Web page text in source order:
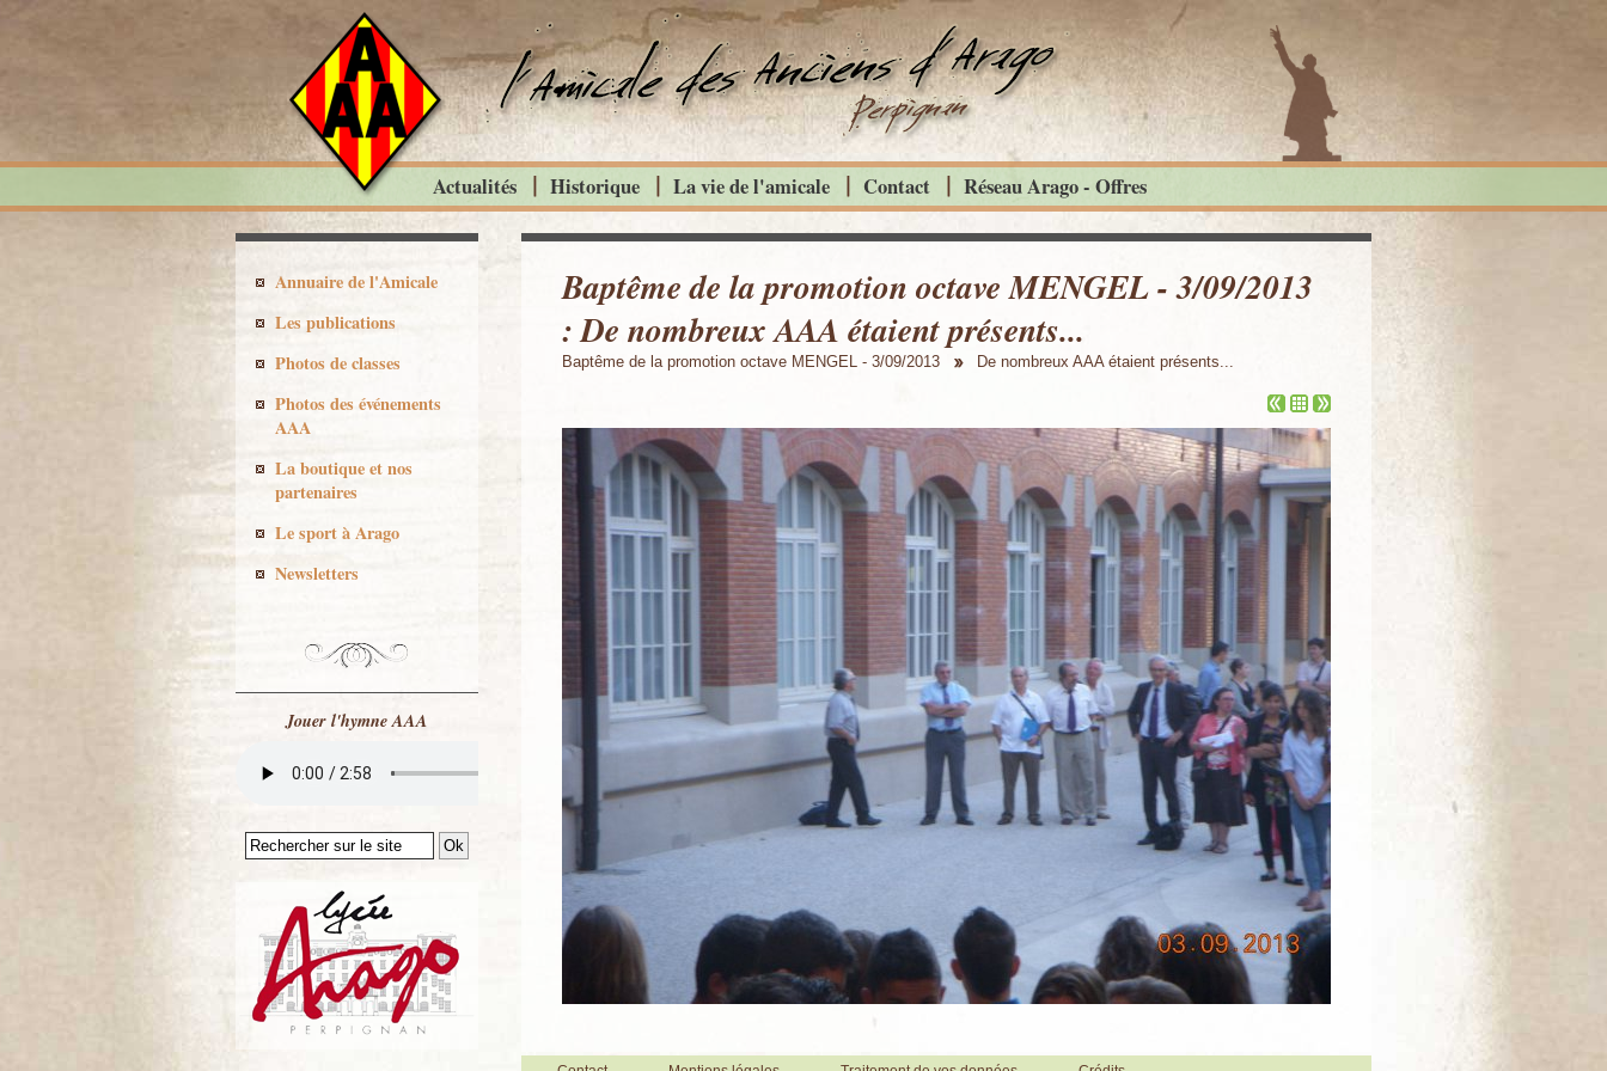
Baptême de la promotion octave MENGEL - 3/09/2013
: De nombreux AAA étaient présents...
Baptême de la promotion octave MENGEL - 3/09/2013 De nombreux AAA étaient présents...
Actualités Historique La vie de l'amicale Contact Réseau Arago - Offres
Annuaire de l'Amicale
Les publications
Photos de classes
Photos des événements
AAA
La boutique et nos
partenaires
Le sport à Arago
Newsletters
Jouer l'hymne AAA